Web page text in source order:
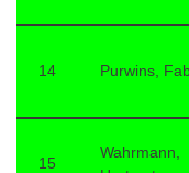
14 Purwins,
15
Wahrmann,